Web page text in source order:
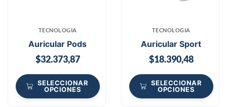
TECNOLOGIA
Auricular Pods
$32.373,87
SELECCIONAR
OPCIONES
TECNOLOGIA
Auricular Sport
$18.390,48
SELECCIONAR
OPCIONES